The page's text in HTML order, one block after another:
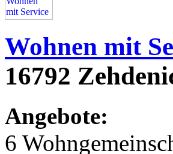
Wohnen mit
16792
Angebote:
6